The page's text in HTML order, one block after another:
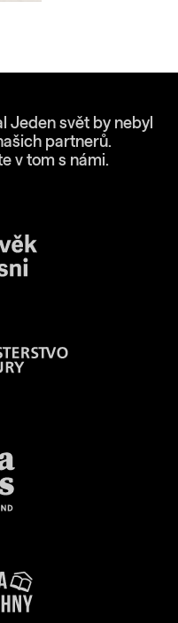
Jeden svět by nebyl
partnerů.
v tom s námi.